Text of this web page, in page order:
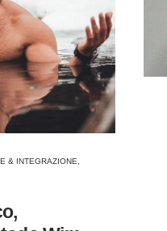
& INTEGRAZIONE